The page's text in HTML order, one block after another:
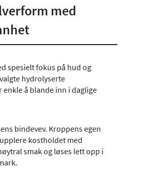
med
spesielt fokus på hud og
hydrolyserte
å blande inn i daglige
bindevev. Kroppens egen
kostholdet med
smak og løses lett opp i